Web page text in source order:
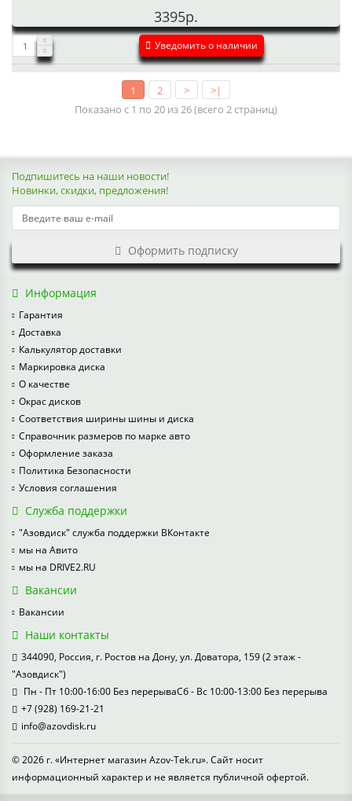
3395р.
Уведомить о наличии
1 2 >
>|
Показано с 1 по 20 из 26 (всего 2 страниц)
Подпишитесь на наши новости!
Новинки, скидки, предложения!
Оформить подписку
Информация
Гарантия
Доставка
Калькулятор доставки
Маркировка диска
О качестве
Окрас дисков
Соответствия ширины шины и диска
Справочник размеров по марке авто
Оформление заказа
Политика Безопасности
Условия соглашения
Служба поддержки
"Азовдиск" служба поддержки ВКонтакте
мы на Авито
мы на DRIVE2.RU
Вакансии
Вакансии
Наши контакты
344090, Россия, г. Ростов на Дону, ул. Доватора, 159 (2 этаж -
"Азовдиск")
Пн - Пт 10:00-16:00 Без перерываСб - Вс 10:00-13:00 Без перерыва
+7 (928) 169-21-21
info@azovdisk.ru
© 2026 г. «Интернет магазин Azov-Tek.ru». Сайт носит
информационный характер и не является публичной офертой.